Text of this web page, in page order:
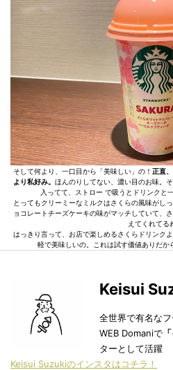
そして何より、一口目から「美味しい」の！ 正直
より私好み。 ほんのりしてない、濃い目のお味。
入ってて、ストロー で吸うとドリンクと
とってもクリーミーなミルクはさくらの風味がし
ョコレートチーズケーキの味がマッチしていて、
えてくれてる
はっきり言って、お店で楽しめるさくらドリンク
軽で美味しいの。これは試す価値ありだか
Keisui
全世界で有名な
WEB Domaniで
ターとして活躍
Keisui Suzukiのインスタはコチラ！